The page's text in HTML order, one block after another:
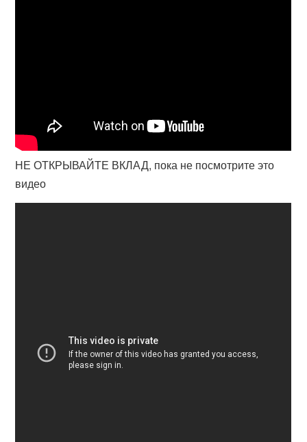
НЕ ОТКРЫВАЙТЕ ВКЛАД, пока не посмотрите это
видео